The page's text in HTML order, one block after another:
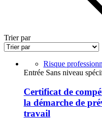
Trier par
Risque
Entrée Sans niveau
Certificat de
la démarche de
travail